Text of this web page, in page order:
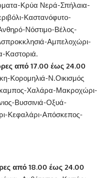
Κρύα Νερά-Σπήλαια-
Καστανόφυτο-
Νόστιμο-Βέλος-
Αμπελοχώρι-
Καστοριά.
από 17.00 έως 24.00
Κορομηλιά-Ν.Οικισμός
Χαλάρα-Μακροχώρι-
Βυσσινιά-Οξυά-
Κεφαλάρι-Απόσκεπος-
από 18.00 έως 24.00